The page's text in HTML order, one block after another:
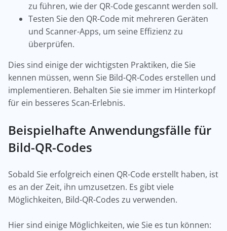
zu führen, wie der QR-Code gescannt werden soll.
Testen Sie den QR-Code mit mehreren Geräten
und Scanner-Apps, um seine Effizienz zu
überprüfen.
Dies sind einige der wichtigsten Praktiken, die Sie
kennen müssen, wenn Sie Bild-QR-Codes erstellen und
implementieren. Behalten Sie sie immer im Hinterkopf
für ein besseres Scan-Erlebnis.
Beispielhafte Anwendungsfälle für
Bild-QR-Codes
Sobald Sie erfolgreich einen QR-Code erstellt haben, ist
es an der Zeit, ihn umzusetzen. Es gibt viele
Möglichkeiten, Bild-QR-Codes zu verwenden.
Hier sind einige Möglichkeiten, wie Sie es tun können: